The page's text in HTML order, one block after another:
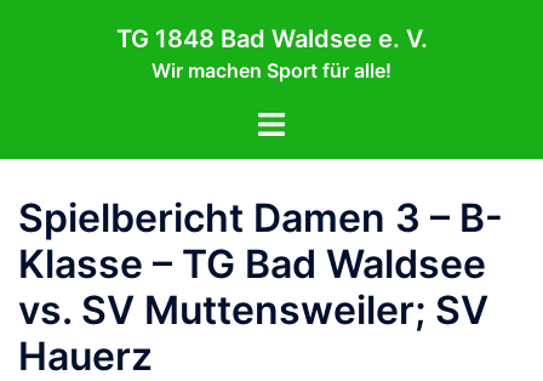
TG 1848 Bad Waldsee e. V.
Wir machen Sport für alle!
Menü
Spielbericht Damen 3 – B-
Klasse – TG Bad Waldsee
vs. SV Muttensweiler; SV
Hauerz